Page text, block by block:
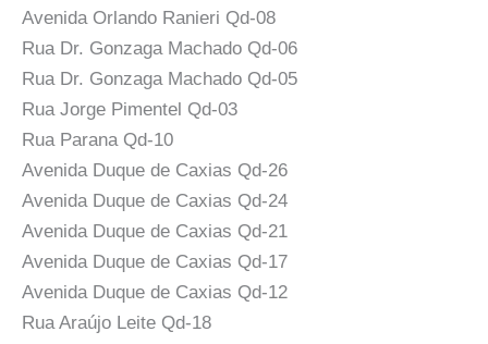
Avenida Orlando Ranieri Qd-08
Rua Dr. Gonzaga Machado Qd-06
Rua Dr. Gonzaga Machado Qd-05
Rua Jorge Pimentel Qd-03
Rua Parana Qd-10
Avenida Duque de Caxias Qd-26
Avenida Duque de Caxias Qd-24
Avenida Duque de Caxias Qd-21
Avenida Duque de Caxias Qd-17
Avenida Duque de Caxias Qd-12
Rua Araújo Leite Qd-18